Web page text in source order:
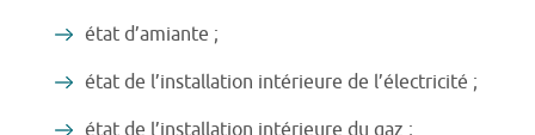
état d’amiante ;
état de l’installation intérieure de l’électricité ;
état de l’installation intérieure du gaz ;